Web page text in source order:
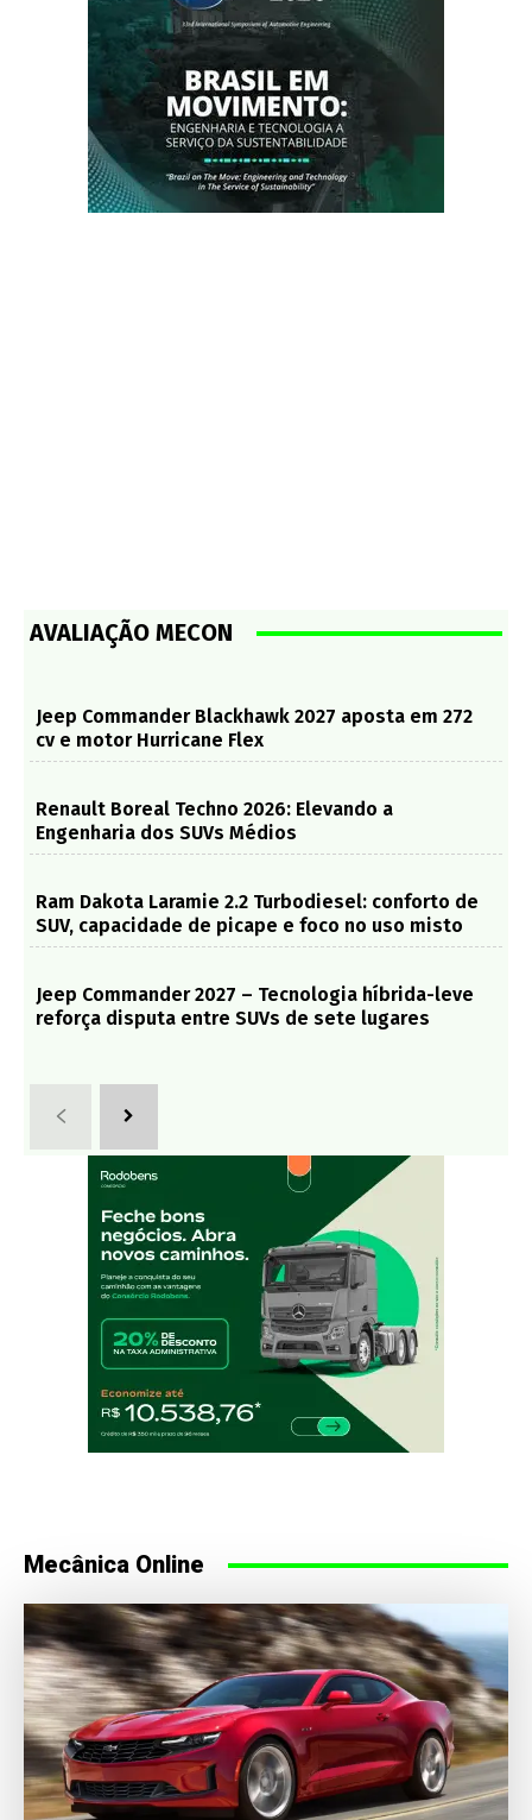
AVALIAÇÃO MECON
Jeep Commander Blackhawk 2027 aposta em 272
cv e motor Hurricane Flex
Renault Boreal Techno 2026: Elevando a
Engenharia dos SUVs Médios
Ram Dakota Laramie 2.2 Turbodiesel: conforto de
SUV, capacidade de picape e foco no uso misto
Jeep Commander 2027 – Tecnologia híbrida-leve
reforça disputa entre SUVs de sete lugares
Mecânica Online